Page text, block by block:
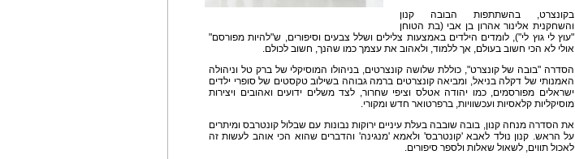
בקונצרט, בהשתתפות הבובה קנון
והשחקנית אלינור אהרון בן אבי (בת הטוחן
"עוץ לי גוץ לי"), לומדים הילדים באמצעות צלילים ושלל צבעים וסיפורים, ש"להיות מפורסם"
אולי לא הכי חשוב בעולם, אך ללמוד, ולאהוב את עצמך כמו שהנך, חשוב לכולם.
הסדרה "בובה של קונצרט", כוללת שלושה קונצרטים, בניהולו המוסיקלי של ברק טל וניהולה
האמנותי של דקלה בניאל, ומביאה קונצרטים ברמה גבוהה בשילוב טקסטים של סופרי ילדים
ישראלים מפורסמים, כמו יהודה אטלס וציפי שחרור, לצד משלים ידועים ואהובים ויצירות
מוסיקליות קלאסיות ועכשוויות, ברפרטואר חדש ומקורי.
את הסדרה מנחה קנון, בובה שובבה בעלת עיניים ירוקות נבונות עם שבלול קונטרבס ומיתרים
על הראש. קנון נולד לאבא 'קונטרבס' ולאמא 'מנגינה' והדברים שהוא הכי אוהב לעשות זה
לאכול תווים, לשאול שאלות ולספר סיפורים.